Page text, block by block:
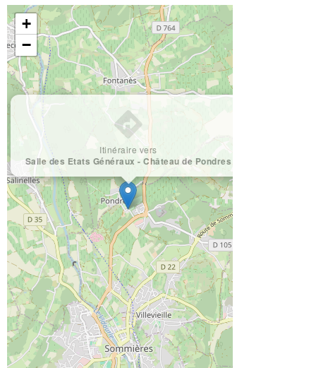
Itinéraire vers
Salle des Etats Généraux - Château de Pondres
+
−